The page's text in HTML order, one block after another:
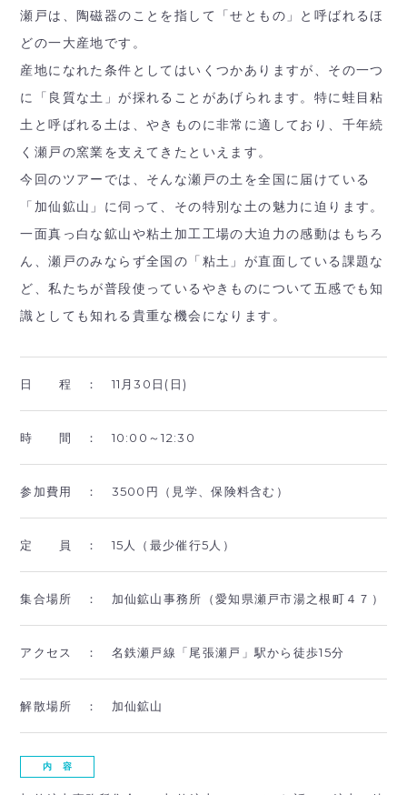
瀬戸は、陶磁器のことを指して「せともの」と呼ばれるほ
どの一大産地です。
産地になれた条件としてはいくつかありますが、その一つ
に「良質な土」が採れることがあげられます。特に蛙目粘
土と呼ばれる土は、やきものに非常に適しており、千年続
く瀬戸の窯業を支えてきたといえます。
今回のツアーでは、そんな瀬戸の土を全国に届けている
「加仙鉱山」に伺って、その特別な土の魅力に迫ります。
一面真っ白な鉱山や粘土加工工場の大迫力の感動はもちろ
ん、瀬戸のみならず全国の「粘土」が直面している課題な
ど、私たちが普段使っているやきものについて五感でも知
識としても知れる貴重な機会になります。
日 程 ： 11月30日(日)
時 間 ： 10:00～12:30
参加費用 ： 3500円（見学、保険料含む）
定 員 ： 15人（最少催行5人）
集合場所 ： 加仙鉱山事務所（愛知県瀬戸市湯之根町４７）
アクセス ： 名鉄瀬戸線「尾張瀬戸」駅から徒歩15分
解散場所 ： 加仙鉱山
内 容